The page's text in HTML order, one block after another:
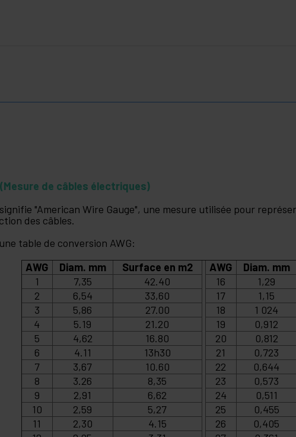
(Mesure de câbles électriques)
"American Wire Gauge", une mesure utilisée pour
des câbles.
table de conversion AWG:
AWG
Diam. mm Surface en m2 AWG Diam. mm
1
7,35 42.40 16 1,29
2
6,54 33,60 17 1,15
3
5,86 27.00 18 1 024
4
5.19 21.20 19 0,912
5
4,62 16.80 20 0,812
6
4.11 13h30 21 0,723
7
3,67 10.60 22 0,644
8
3.26 8,35 23 0,573
9
2,91 6,62 24 0,511
10
2,59 5,27 25 0,455
11
2,30 4.15 26 0,405